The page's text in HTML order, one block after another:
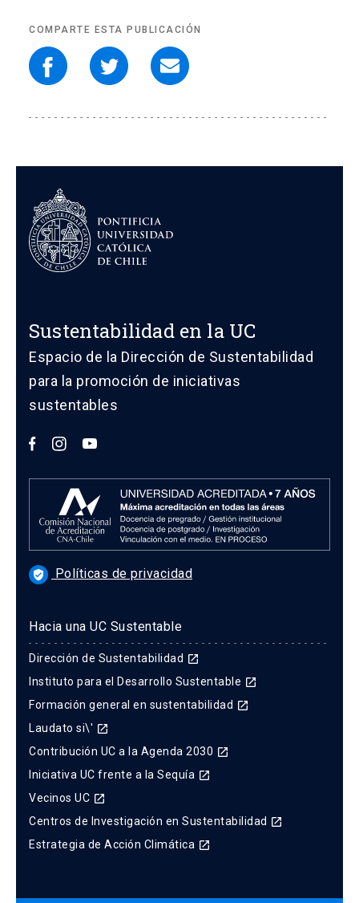
COMPARTE ESTA PUBLICACIÓN
Sustentabilidad en la UC
Espacio de la Dirección de Sustentabilidad
para la promoción de iniciativas
sustentables
verified_user Políticas de privacidad
Hacia una UC Sustentable
Dirección de Sustentabilidad launch
Instituto para el Desarrollo Sustentable launch
Formación general en sustentabilidad launch
Laudato si\' launch
Contribución UC a la Agenda 2030 launch
Iniciativa UC frente a la Sequía launch
Vecinos UC launch
Centros de Investigación en Sustentabilidad launch
Estrategia de Acción Climática launch